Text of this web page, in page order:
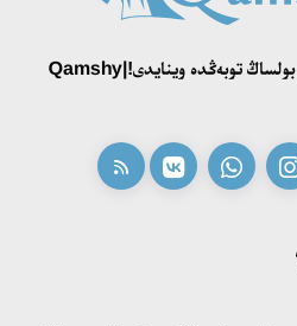
بازارى» بايقاۋىنىڭ جەڭىمپازى
قامشى - ۇل بولساڭ قولىڭدا، قۇل بولساڭ توبەڭدە وينايدى!|Qamshy